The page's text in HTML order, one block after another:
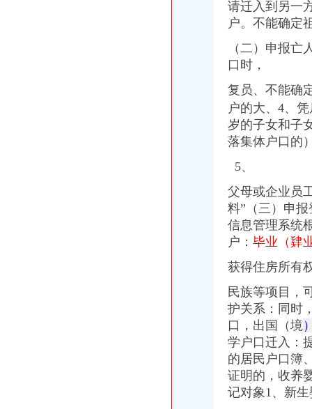
事业单位初始登记和换证工作开始-静安要闻-新闻中心-上海静安门户网
工业发展异界-第五回韬光养晦兴办教育-历史事小说-17k小说网
关于印发《湖南省常住户口登记管理规定》的通知（湘公发[2014]2号
教育部等五部门印发《民办学校分类登记实施细则》-中国教育
教育部等五部门关于印发《民办学校分类登记实施细则》的通知_其他
教育部等五部门关于印发《民办学校分类登记实施细则》的通知
教育部等三部门印发《营利民办学校监督管理实施细则》-中国教育
项城市人民公众网-项城市人民关于进一步放宽户口迁移政策
国家工商行政管理局关于企业登记管理若干问题的执行意见-法律快车
教育部等五部门印发《民办学校分类登记实施细则》_新闻_大众网
曲阜市人民关于曲阜市户籍管理制度改革的实施意见（试行）
教育部等五部门关于印发《民办学校分类登记实施细则》的通知_搜狐
教育部等部委：民办学校分类登记实施细则_搜狐教育_搜狐网
教育部等五部门印发《民办学校分类登记实施细则》_网易财经
教育部等五部门关于印发《民办学校分类登记实施细则》的通知-福建
请迁入到另一
户。不能确定
（二）申报
口时，
复员、不能确
户的大、4、
岁的子女和子
落集体户口的
5、
父母或企业员
料”（三）申
信息管理系统
户： 毕业（肄
获得住房所有
民族等项目，
护关系：同时
口，出国（境
学户口迁入：
的居民户口簿
证明的，收养
记对象1、新